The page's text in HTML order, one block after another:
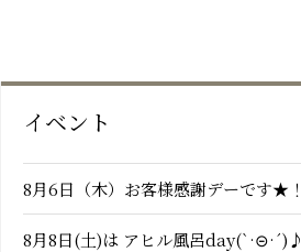
イベント
8月6日（木）お客様感謝デーです★！
8月8日(土)は アヒル風呂day(`·⊝·´)♪